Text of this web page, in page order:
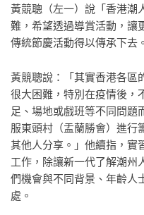
黃競聰（左一）說「香港潮
難，希望透過導賞活動，讓
傳統節慶活動得以傳承下去。
黃競聰說：「其實香港各區
很大困難，特別在疫情後，
足、場地或戲班等不同問題
服東頭村（盂蘭勝會）進行
其他人分享。」他續指，實
工作，除讓新一代了解潮州
們機會與不同背景、年齡人
處。